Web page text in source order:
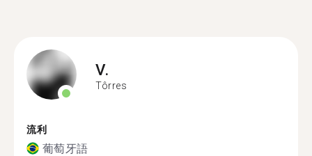
V.
Tôrres
流利
葡萄牙語